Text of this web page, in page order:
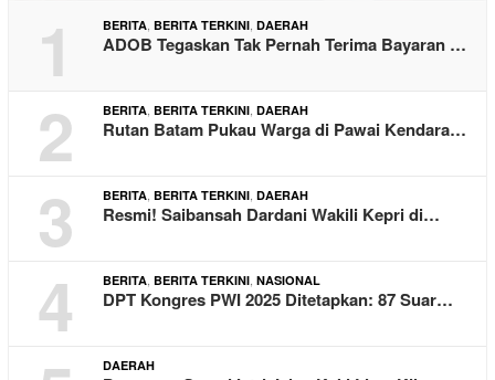
1 BERITA, BERITA TERKINI, DAERAH
ADOB Tegaskan Tak Pernah Terima Bayaran …
2 BERITA, BERITA TERKINI, DAERAH
Rutan Batam Pukau Warga di Pawai Kendara…
3 BERITA, BERITA TERKINI, DAERAH
Resmi! Saibansah Dardani Wakili Kepri di…
4 BERITA, BERITA TERKINI, NASIONAL
DPT Kongres PWI 2025 Ditetapkan: 87 Suar…
DAERAH